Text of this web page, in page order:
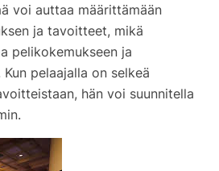
voi auttaa määrittämään
ja tavoitteet, mikä
pelikokemukseen ja
pelaajalla on selkeä
hän voi suunnitella